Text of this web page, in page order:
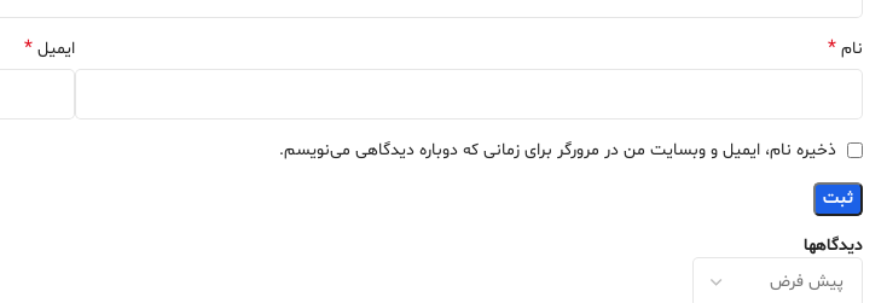
دیدگاهها
نام * ایمیل *
ذخیره نام، ایمیل و وبسایت من در مرورگر برای زمانی که دوباره دیدگاهی می‌نویسم.